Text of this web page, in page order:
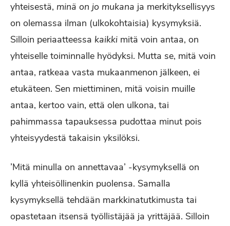
yhteisestä, minä on jo mukana ja merkityksellisyys
on olemassa ilman (ulkokohtaisia) kysymyksiä.
Silloin periaatteessa kaikki mitä voin antaa, on
yhteiselle toiminnalle hyödyksi. Mutta se, mitä voin
antaa, ratkeaa vasta mukaanmenon jälkeen, ei
etukäteen. Sen miettiminen, mitä voisin muille
antaa, kertoo vain, että olen ulkona, tai
pahimmassa tapauksessa pudottaa minut pois
yhteisyydestä takaisin yksilöksi.
’Mitä minulla on annettavaa’ -kysymyksellä on
kyllä yhteisöllinenkin puolensa. Samalla
kysymyksellä tehdään markkinatutkimusta tai
opastetaan itsensä työllistäjää ja yrittäjää. Silloin